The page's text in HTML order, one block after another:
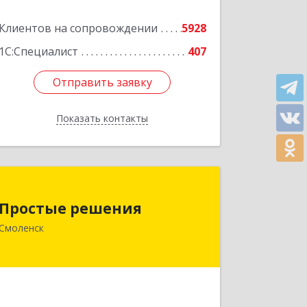
Клиентов на сопровождении
5928
1С:Специалист
407
Отправить заявку
Показать контакты
Отправить заявку
Назад
Простые решения
214015, Смоленская обл, Смоленск г,
Большая Краснофлотская ул, дом №